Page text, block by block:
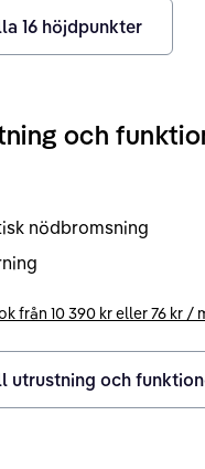
16 höjdpunkter
och
nödbromsning
från 10 390 kreller76 kr /
utrustning och